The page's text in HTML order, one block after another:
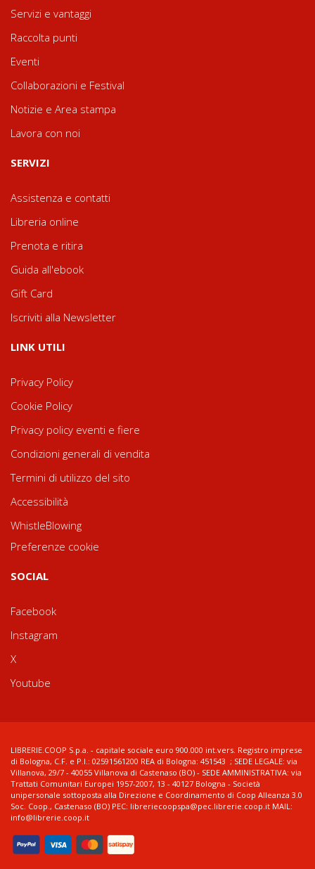
Servizi e vantaggi
Raccolta punti
Eventi
Collaborazioni e Festival
Notizie e Area stampa
Lavora con noi
SERVIZI
Assistenza e contatti
Libreria online
Prenota e ritira
Guida all'ebook
Gift Card
Iscriviti alla Newsletter
LINK UTILI
Privacy Policy
Cookie Policy
Privacy policy eventi e fiere
Condizioni generali di vendita
Termini di utilizzo del sito
Accessibilità
WhistleBlowing
Preferenze cookie
SOCIAL
Facebook
Instagram
X
Youtube
LIBRERIE.COOP S.p.a. - capitale sociale euro 900.000 int.vers. Registro imprese
di Bologna, C.F. e P.I.: 02591561200 REA di Bologna: 451543 ; SEDE LEGALE: via
Villanova, 29/7 - 40055 Villanova di Castenaso (BO) - SEDE AMMINISTRATIVA: via
Trattati Comunitari Europei 1957-2007, 13 - 40127 Bologna - Società
unipersonale sottoposta alla Direzione e Coordinamento di Coop Alleanza 3.0
Soc. Coop., Castenaso (BO) PEC: libreriecoopspa@pec.librerie.coop.it MAIL:
info@librerie.coop.it